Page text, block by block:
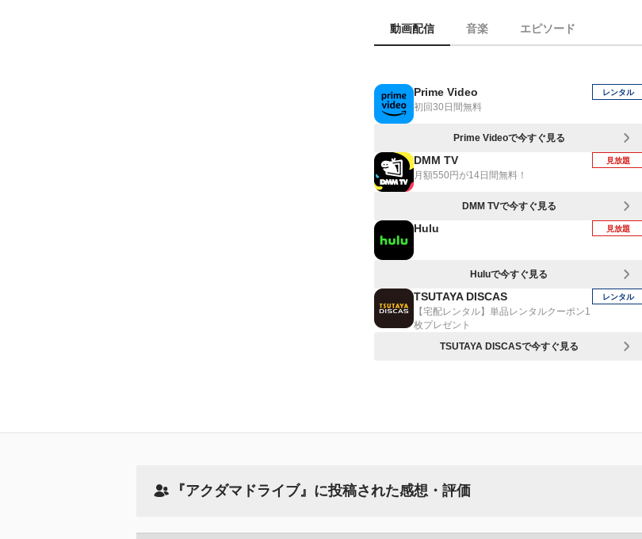
動画配信 音楽 エピソード
Prime Video
初回30日間無料
レンタル
Prime Videoで今すぐ見る
DMM TV
月額550円が14日間無料！
見放題
DMM TVで今すぐ見る
Hulu 見放題
Huluで今すぐ見る
TSUTAYA DISCAS
【宅配レンタル】単品レンタルクーポン1
枚プレゼント
レンタル
TSUTAYA DISCASで今すぐ見る
『アクダマドライブ』に投稿された感想・評価